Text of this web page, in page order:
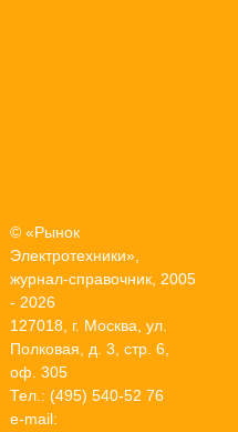
© «Рынок
Электротехники»,
журнал-справочник, 2005
- 2026
127018, г. Москва, ул.
Полковая, д. 3, стр. 6,
оф. 305
Тел.: (495) 540-52 76
e-mail: